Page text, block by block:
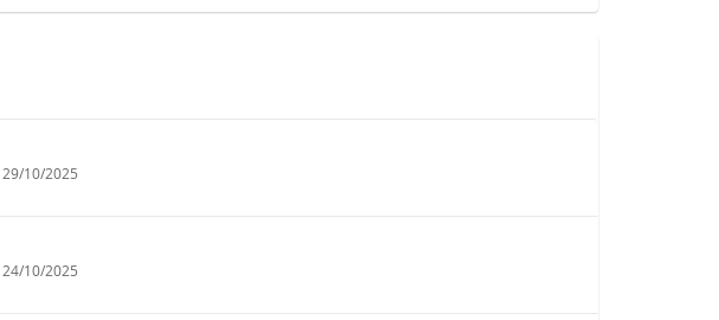
29/10/2025
24/10/2025